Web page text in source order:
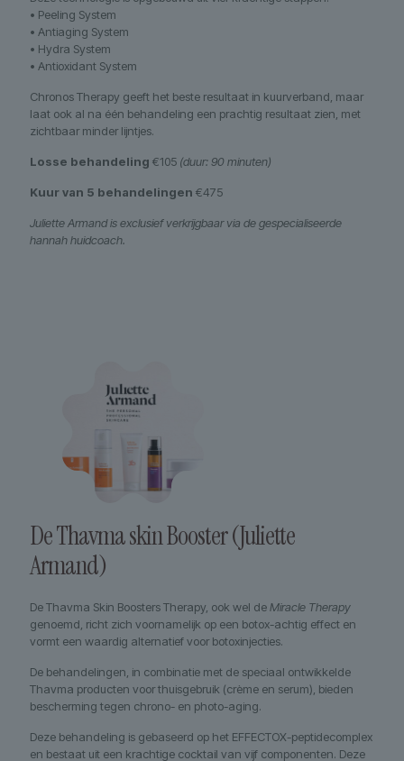
• Peeling System
• Antiaging System
• Hydra System
• Antioxidant System
Chronos Therapy geeft het beste resultaat in kuurverband, maar
laat ook al na één behandeling een prachtig resultaat zien, met
zichtbaar minder lijntjes.
Losse behandeling €105 (duur: 90 minuten)
Kuur van 5 behandelingen €475
Juliette Armand is exclusief verkrijgbaar via de gespecialiseerde
hannah huidcoach.
De Thavma skin Booster (Juliette
Armand)
De Thavma Skin Boosters Therapy, ook wel deMiracle Therapy
genoemd, richt zich voornamelijk op een botox-achtig effect en
vormt een waardig alternatief voor botoxinjecties.
De behandelingen, in combinatie met de speciaal ontwikkelde
Thavma producten voor thuisgebruik (crème en serum), bieden
bescherming tegen chrono- en photo-aging.
Deze behandeling is gebaseerd op het EFFECTOX-peptidecomplex
en bestaat uit een krachtige cocktail van vijf componenten. Deze